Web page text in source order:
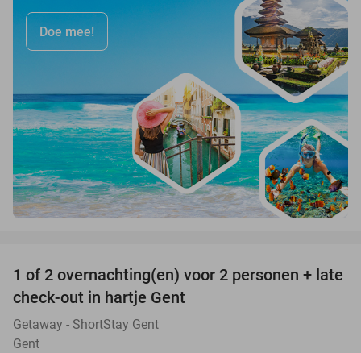
Doe mee!
44%
1 of 2 overnachting(en) voor 2 personen + late
check-out in hartje Gent
Getaway - ShortStay Gent
Gent